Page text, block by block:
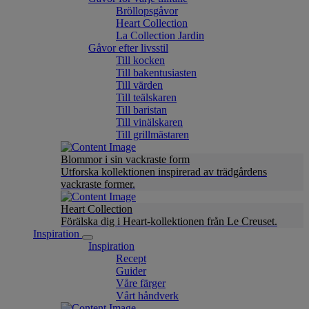
Bröllopsgåvor
Heart Collection
La Collection Jardin
Gåvor efter livsstil
Till kocken
Till bakentusiasten
Till värden
Till teälskaren
Till baristan
Till vinälskaren
Till grillmästaren
Blommor i sin vackraste form
Utforska kollektionen inspirerad av trädgårdens
vackraste former.
Heart Collection
Förälska dig i Heart-kollektionen från Le Creuset.
Inspiration
Inspiration
Recept
Guider
Våre färger
Vårt håndverk